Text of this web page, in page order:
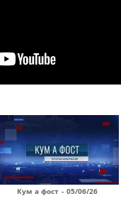
Кум а фост - 05/06/26